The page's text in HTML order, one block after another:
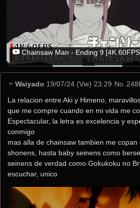
Chainsaw Man - Ending 9 [4K 60FPS |
Waiyado 19/07/24 (Vie) 23:29 No.
La relacion entre Aki y Himeno,
que me compre cuando en mi vida me
Espectacular, la letra es excelencia y
conmigo
mas alla de chainsaw tambien me
shonens, hasta baby seinens como
seinens de verdad como Gokukoku no
escuchar, unico